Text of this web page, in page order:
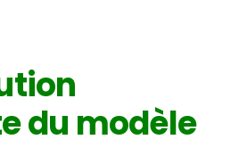
du modèle